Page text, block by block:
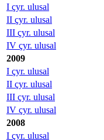
I çyr. ulusal
II çyr. ulusal
III çyr. ulusal
IV çyr. ulusal
2009
I çyr. ulusal
II çyr. ulusal
III çyr. ulusal
IV çyr. ulusal
2008
I çyr. ulusal